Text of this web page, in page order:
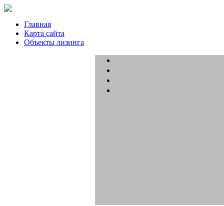
Главная
Карта сайта
Объекты лизинга